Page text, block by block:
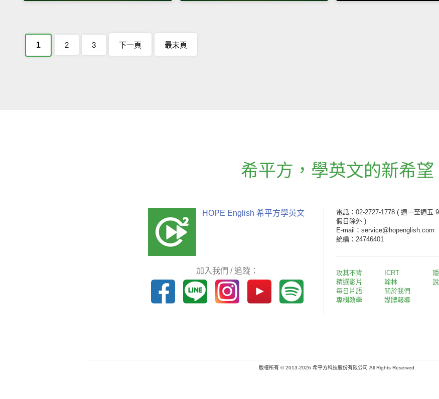
1 2 3 下一頁 最末頁
希平方 ， 學英文的新希望
HOPE English 希平方學英文
加入我們 / 追蹤：
電話：02-2727-1778 ( 週一至週五
假日除外 )
E-mail：service@hopenglish.com
統編：24746401
攻其不背
精選影片
每日片語
專欄教學
ICRT
翰林
關於我們
媒體報導
版權所有 © 2013-2026 希平方科技股份有限公司 All Rights Reserved.